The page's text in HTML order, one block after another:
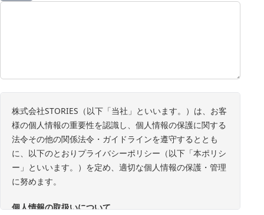
株式会社STORIES（以下「当社」といいます。）は、お客
様の個人情報の重要性を認識し、個人情報の保護に関する
法令その他の関係法令・ガイドラインを遵守するととも
に、以下のとおりプライバシーポリシー（以下「本ポリシ
ー」といいます。）を定め、適切な個人情報の保護・管理
に努めます。
個人情報の取扱いについて